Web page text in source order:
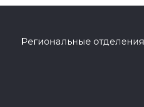
Региональные отделения